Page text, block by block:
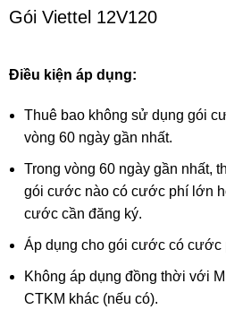
Gói Viettel 12V120
Điều kiện áp dụng:
Thuê bao không sử dụng gói
vòng 60 ngày gần nhất.
Trong vòng 60 ngày gần nhất,
gói cước nào có cước phí lớn
cước cần đăng ký.
Áp dụng cho gói cước có cước
Không áp dụng đồng thời với
CTKM khác (nếu có).